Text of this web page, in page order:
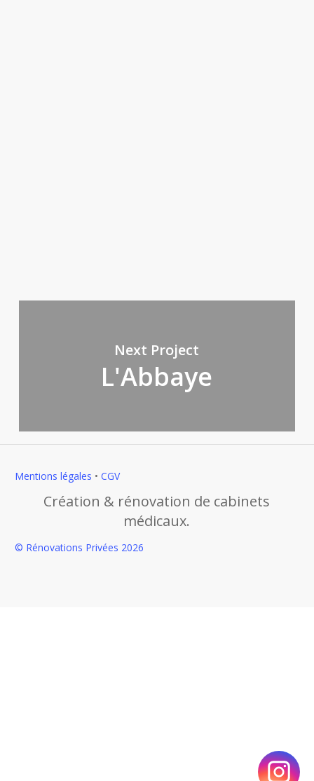
Next Project
L'Abbaye
Mentions légales •CGV
Création & rénovation de cabinets
médicaux.
© Rénovations Privées 2026